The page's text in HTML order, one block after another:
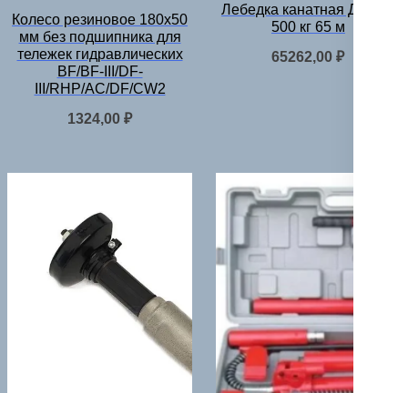
Колесо резиновое 180х50
мм без подшипника для
тележек гидравлических
BF/BF-III/DF-
III/RHP/AC/DF/CW2
1324,00₽
Лебедка канатная Дина-2
500 кг 65 м
65262,00₽